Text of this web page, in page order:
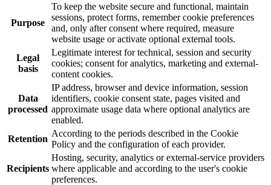
Purpose
To keep the website secure and functional, maintain
sessions, protect forms, remember cookie preferences
and, only after consent where required, measure
website usage or activate optional external tools.
Legal
basis
Legitimate interest for technical, session and security
cookies; consent for analytics, marketing and external-
content cookies.
Data
processed
IP address, browser and device information, session
identifiers, cookie consent state, pages visited and
approximate usage data where optional analytics are
enabled.
Retention
According to the periods described in the Cookie
Policy and the configuration of each provider.
Recipients
Hosting, security, analytics or external-service providers
where applicable and according to the user's cookie
preferences.